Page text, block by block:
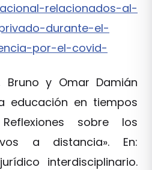
relacionados-al-
durante-el-
por-el-covid-
Bruno y Omar Damián
educación en tiempos
sobre los
a distancia». En:
interdisciplinario.